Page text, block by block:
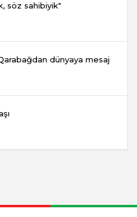
söz sahibiyik"
dünyaya mesaj